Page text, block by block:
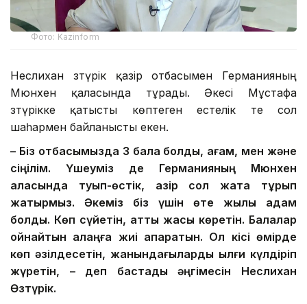
Фото: Kazinform
Неслихан Өзтүрік қазір отбасымен Германияның
Мюнхен қаласында тұрады. Әкесі Мұстафа
Өзтүрікке қатысты көптеген естелік те сол
шаһармен байланысты екен.
– Біз отбасымызда 3 бала болдық, ағам, мен және
сіңілім. Үшеуміз де Германияның Мюнхен
қаласында туып-өстік, қазір сол жақта тұрып
жатырмыз. Әкеміз біз үшін өте жылы адам
болды. Көп сүйетін, қатты жақсы көретін. Балалар
ойнайтын алаңға жиі апаратын. Ол кісі өмірде
көп әзілдесетін, жанындағыларды ылғи күлдіріп
жүретін, – деп бастады әңгімесін Неслихан
Өзтүрік.